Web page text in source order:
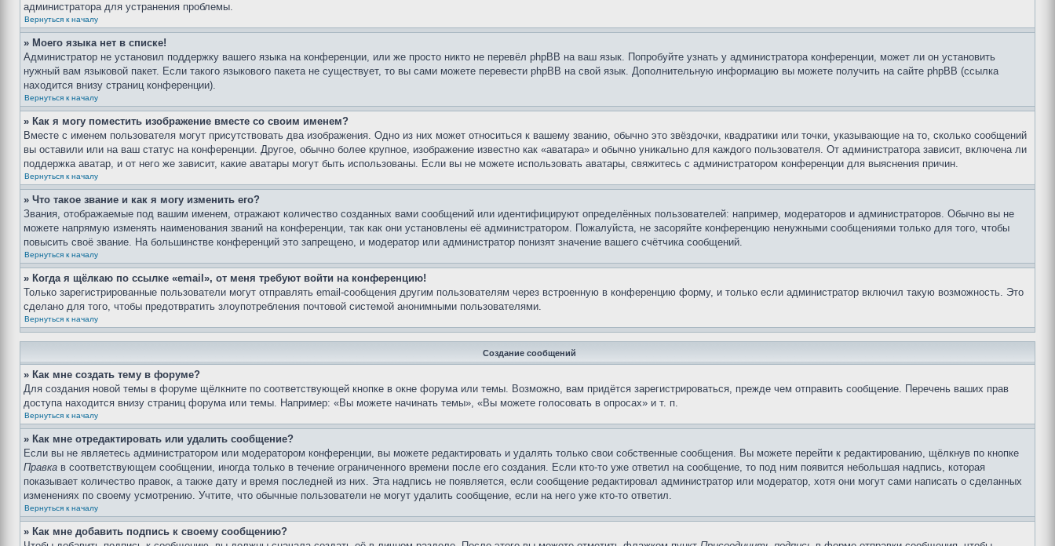
администратора для устранения проблемы.
Вернуться к началу
» Моего языка нет в списке!
Администратор не установил поддержку вашего языка на конференции, или же просто никто не перевёл phpBB на ваш язык. Попробуйте узнать у администратора конференции, может ли он установить
нужный вам языковой пакет. Если такого языкового пакета не существует, то вы сами можете перевести phpBB на свой язык. Дополнительную информацию вы можете получить на сайте phpBB (ссылка
находится внизу страниц конференции).
Вернуться к началу
» Как я могу поместить изображение вместе со своим именем?
Вместе с именем пользователя могут присутствовать два изображения. Одно из них может относиться к вашему званию, обычно это звёздочки, квадратики или точки, указывающие на то, сколько сообщений
вы оставили или на ваш статус на конференции. Другое, обычно более крупное, изображение известно как «аватара» и обычно уникально для каждого пользователя. От администратора зависит, включена ли
поддержка аватар, и от него же зависит, какие аватары могут быть использованы. Если вы не можете использовать аватары, свяжитесь с администратором конференции для выяснения причин.
Вернуться к началу
» Что такое звание и как я могу изменить его?
Звания, отображаемые под вашим именем, отражают количество созданных вами сообщений или идентифицируют определённых пользователей: например, модераторов и администраторов. Обычно вы не
можете напрямую изменять наименования званий на конференции, так как они установлены её администратором. Пожалуйста, не засоряйте конференцию ненужными сообщениями только для того, чтобы
повысить своё звание. На большинстве конференций это запрещено, и модератор или администратор понизят значение вашего счётчика сообщений.
Вернуться к началу
» Когда я щёлкаю по ссылке «email», от меня требуют войти на конференцию!
Только зарегистрированные пользователи могут отправлять email-сообщения другим пользователям через встроенную в конференцию форму, и только если администратор включил такую возможность. Это
сделано для того, чтобы предотвратить злоупотребления почтовой системой анонимными пользователями.
Вернуться к началу
Создание сообщений
» Как мне создать тему в форуме?
Для создания новой темы в форуме щёлкните по соответствующей кнопке в окне форума или темы. Возможно, вам придётся зарегистрироваться, прежде чем отправить сообщение. Перечень ваших прав
доступа находится внизу страниц форума или темы. Например: «Вы можете начинать темы», «Вы можете голосовать в опросах» и т. п.
Вернуться к началу
» Как мне отредактировать или удалить сообщение?
Если вы не являетесь администратором или модератором конференции, вы можете редактировать и удалять только свои собственные сообщения. Вы можете перейти к редактированию, щёлкнув по кнопке
Правка в соответствующем сообщении, иногда только в течение ограниченного времени после его создания. Если кто-то уже ответил на сообщение, то под ним появится небольшая надпись, которая
показывает количество правок, а также дату и время последней из них. Эта надпись не появляется, если сообщение редактировал администратор или модератор, хотя они могут сами написать о сделанных
изменениях по своему усмотрению. Учтите, что обычные пользователи не могут удалить сообщение, если на него уже кто-то ответил.
Вернуться к началу
» Как мне добавить подпись к своему сообщению?